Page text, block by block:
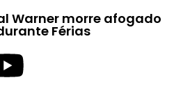
Warner morre afogado
Férias